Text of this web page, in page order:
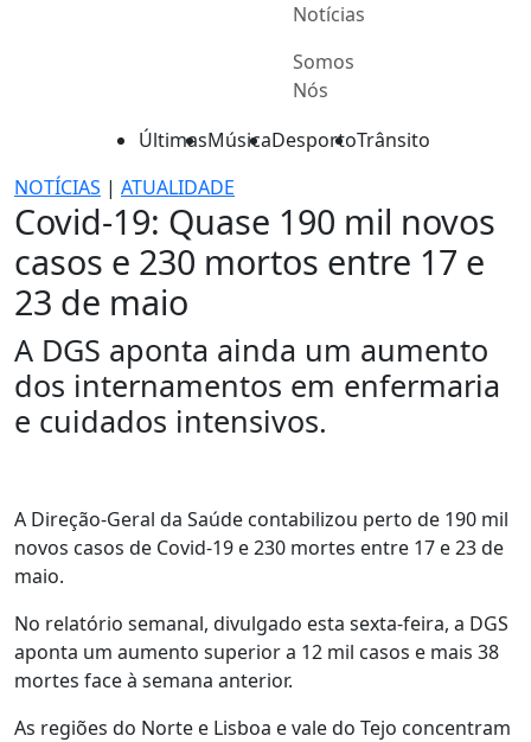
Notícias
Somos
Nós
ÚltimasMúsicaDesportoTrânsito
NOTÍCIAS | ATUALIDADE
Covid-19: Quase 190 mil novos
casos e 230 mortos entre 17 e
23 de maio
A DGS aponta ainda um aumento
dos internamentos em enfermaria
e cuidados intensivos.
A Direção-Geral da Saúde contabilizou perto de 190 mil
novos casos de Covid-19 e 230 mortes entre 17 e 23 de
maio.
No relatório semanal, divulgado esta sexta-feira, a DGS
aponta um aumento superior a 12 mil casos e mais 38
mortes face à semana anterior.
As regiões do Norte e Lisboa e vale do Tejo concentram